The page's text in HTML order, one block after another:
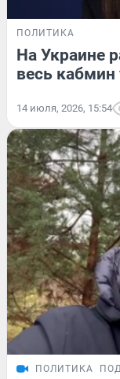
ПОЛИТИКА
На Украине
весь кабмин
14 июля, 2026, 15:54
ПОЛИТИКА